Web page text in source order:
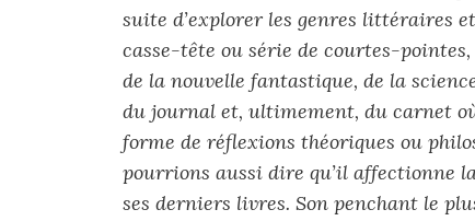
suite d’explorer les genres littéraires
casse-tête ou série de courtes-
de la nouvelle fantastique, de la
du journal et, ultimement, du carnet
forme de réflexions théoriques ou
pourrions aussi dire qu’il affectionne
ses derniers livres. Son penchant le